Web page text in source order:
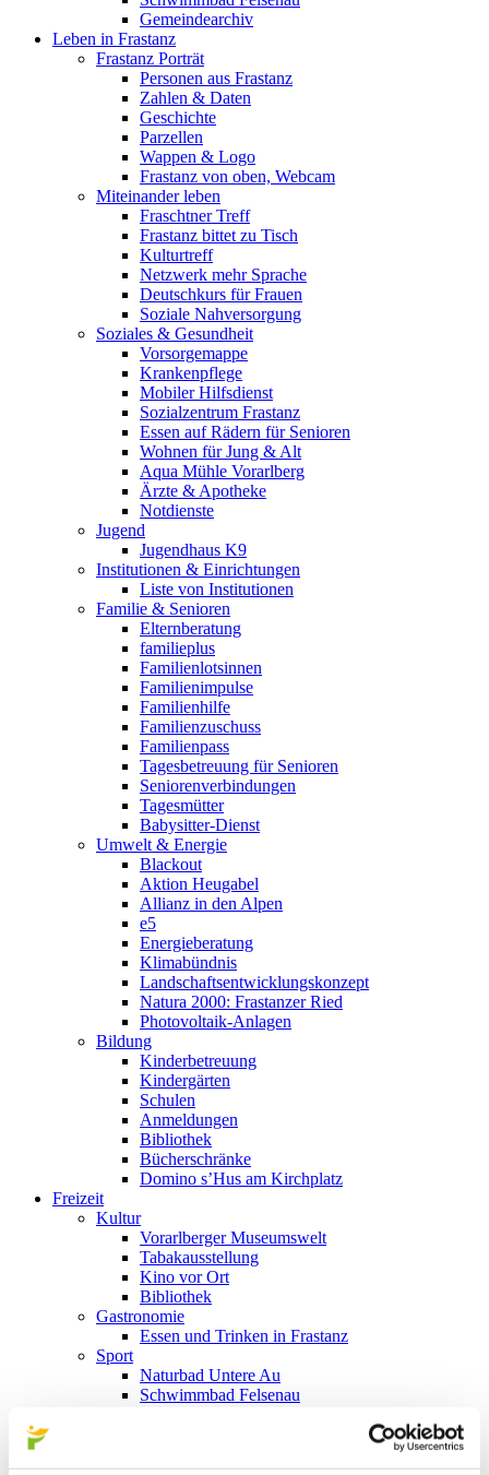
Gemeindearchiv
Leben in Frastanz
Frastanz Porträt
Personen aus Frastanz
Zahlen & Daten
Geschichte
Parzellen
Wappen & Logo
Frastanz von oben, Webcam
Miteinander leben
Fraschtner Treff
Frastanz bittet zu Tisch
Kulturtreff
Netzwerk mehr Sprache
Deutschkurs für Frauen
Soziale Nahversorgung
Soziales & Gesundheit
Vorsorgemappe
Krankenpflege
Mobiler Hilfsdienst
Sozialzentrum Frastanz
Essen auf Rädern für Senioren
Wohnen für Jung & Alt
Aqua Mühle Vorarlberg
Ärzte & Apotheke
Notdienste
Jugend
Jugendhaus K9
Institutionen & Einrichtungen
Liste von Institutionen
Familie & Senioren
Elternberatung
familieplus
Familienlotsinnen
Familienimpulse
Familienhilfe
Familienzuschuss
Familienpass
Tagesbetreuung für Senioren
Seniorenverbindungen
Tagesmütter
Babysitter-Dienst
Umwelt & Energie
Blackout
Aktion Heugabel
Allianz in den Alpen
e5
Energieberatung
Klimabündnis
Landschaftsentwicklungskonzept
Natura 2000: Frastanzer Ried
Photovoltaik-Anlagen
Bildung
Kinderbetreuung
Kindergärten
Schulen
Anmeldungen
Bibliothek
Bücherschränke
Domino s’Hus am Kirchplatz
Freizeit
Kultur
Vorarlberger Museumswelt
Tabakausstellung
Kino vor Ort
Bibliothek
Gastronomie
Essen und Trinken in Frastanz
Sport
Naturbad Untere Au
Schwimmbad Felsenau